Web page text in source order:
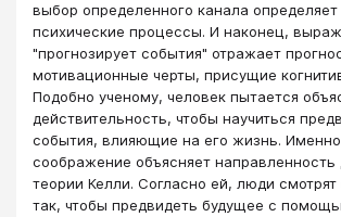
выбор определенного канала определяет
психические процессы. И наконец,
"прогнозирует события" отражает
мотивационные черты, присущие
Подобно ученому, человек пытается
действительность, чтобы научиться
события, влияющие на его жизнь. Именно
соображение объясняет направленность
теории Келли. Согласно ей, люди
так, чтобы предвидеть будущее с